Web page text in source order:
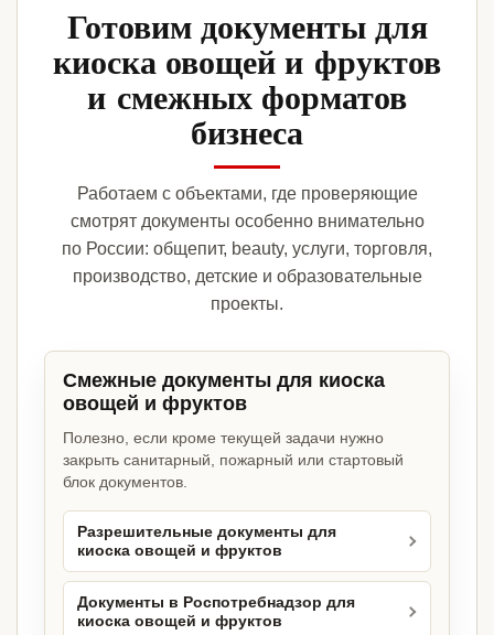
Готовим документы для
киоска овощей и фруктов
и смежных форматов
бизнеса
Работаем с объектами, где проверяющие
смотрят документы особенно внимательно
по России: общепит, beauty, услуги, торговля,
производство, детские и образовательные
проекты.
Смежные документы для киоска
овощей и фруктов
Полезно, если кроме текущей задачи нужно
закрыть санитарный, пожарный или стартовый
блок документов.
Разрешительные документы для
киоска овощей и фруктов
Документы в Роспотребнадзор для
киоска овощей и фруктов